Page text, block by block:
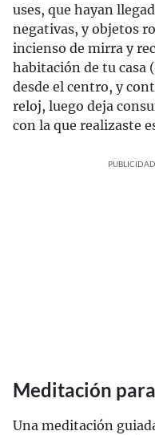
uses, que hayan
negativas, y objetos
incienso de mirra y
habitación de tu casa
desde el centro, y
reloj, luego deja
con la que realizaste
Meditación
Una meditación